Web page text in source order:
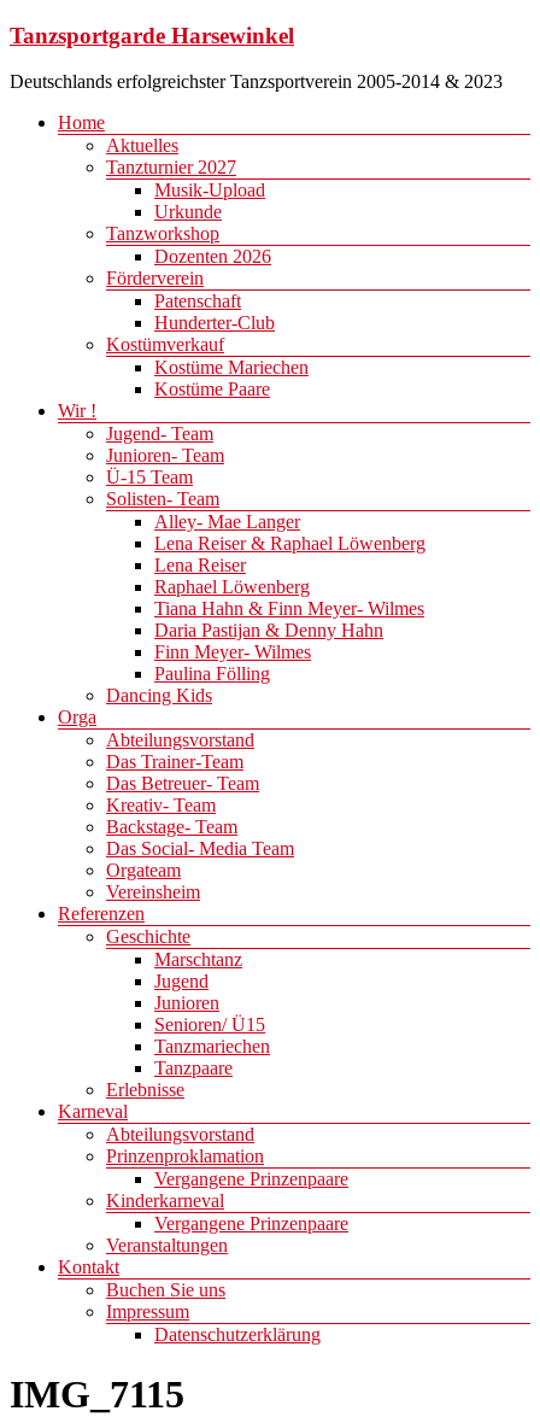
Zum
springen
Tanzsportgarde Harsewinkel
Deutschlands erfolgreichster Tanzsportverein 2005-2014 & 2023
Menü
Home
Aktuelles
Tanzturnier 2027
Musik-Upload
Urkunde
Tanzworkshop
Dozenten 2026
Förderverein
Patenschaft
Hunderter-Club
Kostümverkauf
Kostüme Mariechen
Kostüme Paare
Wir !
Jugend- Team
Junioren- Team
Ü-15 Team
Solisten- Team
Alley- Mae Langer
Lena Reiser & Raphael Löwenberg
Lena Reiser
Raphael Löwenberg
Tiana Hahn & Finn Meyer- Wilmes
Daria Pastijan & Denny Hahn
Finn Meyer- Wilmes
Paulina Fölling
Dancing Kids
Orga
Abteilungsvorstand
Das Trainer-Team
Das Betreuer- Team
Kreativ- Team
Backstage- Team
Das Social- Media Team
Orgateam
Vereinsheim
Referenzen
Geschichte
Marschtanz
Jugend
Junioren
Senioren/ Ü15
Tanzmariechen
Tanzpaare
Erlebnisse
Karneval
Abteilungsvorstand
Prinzenproklamation
Vergangene Prinzenpaare
Kinderkarneval
Vergangene Prinzenpaare
Veranstaltungen
Kontakt
Buchen Sie uns
Impressum
Datenschutzerklärung
IMG_7115